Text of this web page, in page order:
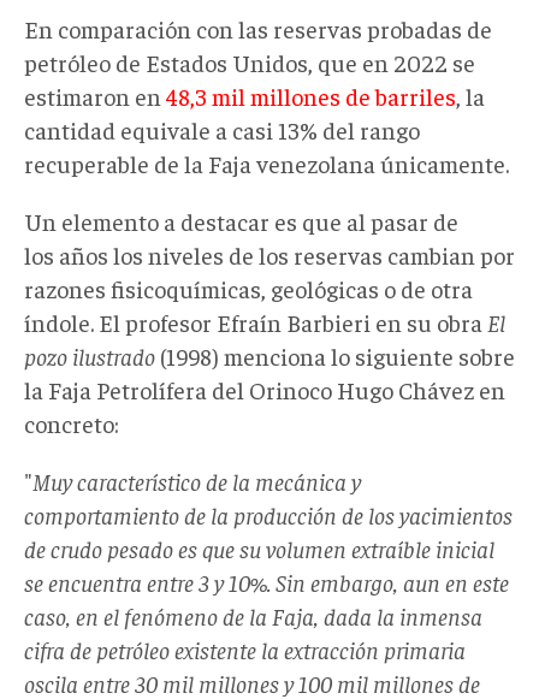
En comparación con las reservas probadas de
petróleo de Estados Unidos, que en 2022 se
estimaron en 48,3 mil millones de barriles , la
cantidad equivale a casi 13% del rango
recuperable de la Faja venezolana únicamente.
Un elemento a destacar es que al pasar de
los años los niveles de los reservas cambian por
razones fisicoquímicas, geológicas o de otra
índole. El profesor Efraín Barbieri en su obra El
pozo ilustrado (1998) menciona lo siguiente sobre
la Faja Petrolífera del Orinoco Hugo Chávez en
concreto:
"Muy característico de la mecánica y
comportamiento de la producción de los yacimientos
de crudo pesado es que su volumen extraíble inicial
se encuentra entre 3 y 10%. Sin embargo, aun en este
caso, en el fenómeno de la Faja, dada la inmensa
cifra de petróleo existente la extracción primaria
oscila entre 30 mil millones y 100 mil millones de